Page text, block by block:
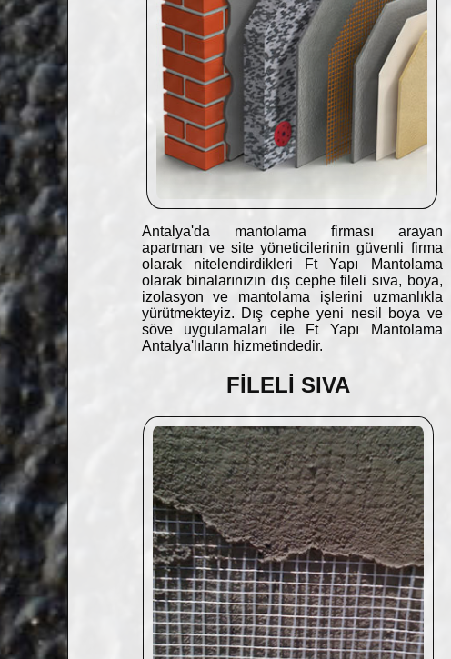
Antalya'da mantolama firması arayan
apartman ve site yöneticilerinin güvenli firma
olarak nitelendirdikleri Ft Yapı Mantolama
olarak binalarınızın dış cephe fileli sıva, boya,
izolasyon ve mantolama işlerini uzmanlıkla
yürütmekteyiz. Dış cephe yeni nesil boya ve
söve uygulamaları ile Ft Yapı Mantolama
Antalya'lıların hizmetindedir.
FİLELİ SIVA